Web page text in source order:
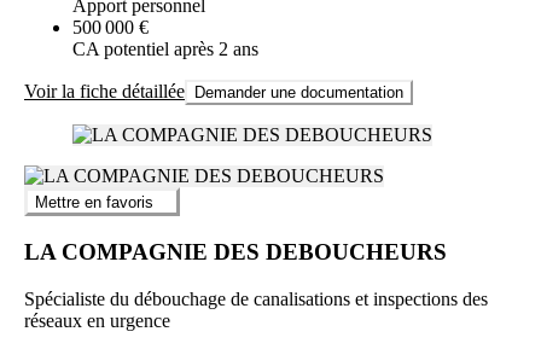
Apport personnel
500 000 €
CA potentiel après 2 ans
Voir la fiche détaillée Demander une documentation
Mettre en favoris
LA COMPAGNIE DES DEBOUCHEURS
Spécialiste du débouchage de canalisations et inspections des
réseaux en urgence